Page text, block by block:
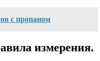
с пропаном
измерения.